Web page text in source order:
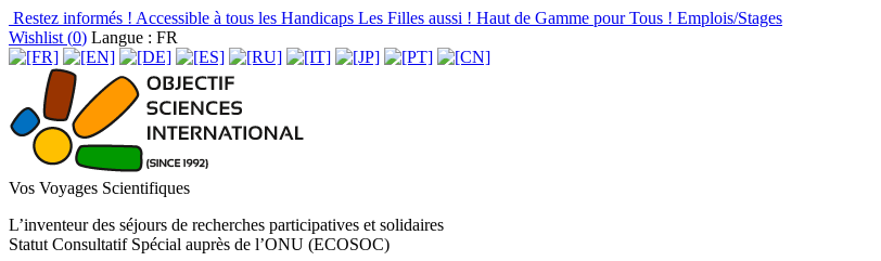
Restez informés ! Accessible à tous les Handicaps Les Filles aussi ! Haut de Gamme pour Tous ! Emplois/Stages
Wishlist (0) Langue : FR
Vos Voyages Scientifiques
L’inventeur des séjours de recherches participatives et solidaires
Statut Consultatif Spécial auprès de l’ONU (ECOSOC)